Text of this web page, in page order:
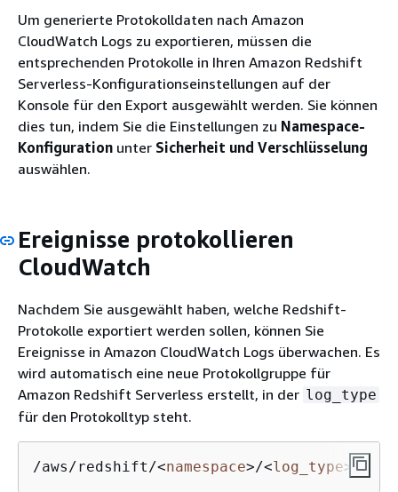
Um generierte Protokolldaten nach Amazon
CloudWatch Logs zu exportieren, müssen die
entsprechenden Protokolle in Ihren Amazon Redshift
Serverless-Konfigurationseinstellungen auf der
Konsole für den Export ausgewählt werden. Sie können
dies tun, indem Sie die Einstellungen zu Namespace-
Konfiguration unter Sicherheit und Verschlüsselung
auswählen.
Ereignisse protokollieren
CloudWatch
Nachdem Sie ausgewählt haben, welche Redshift-
Protokolle exportiert werden sollen, können Sie
Ereignisse in Amazon CloudWatch Logs überwachen. Es
wird automatisch eine neue Protokollgruppe für
Amazon Redshift Serverless erstellt, in der log_type
für den Protokolltyp steht.
/aws/redshift/<namespace>/<log_type>